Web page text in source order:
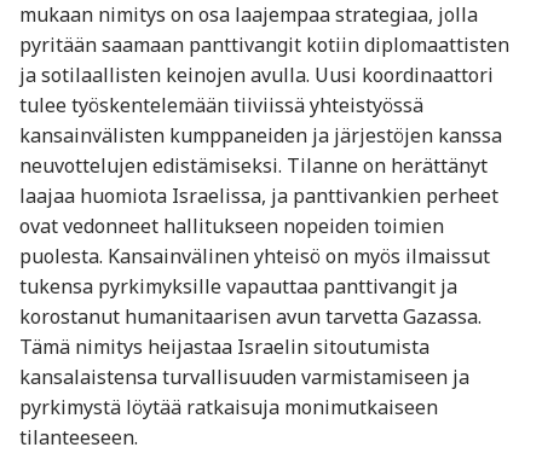
mukaan nimitys on osa laajempaa strategiaa, jolla
pyritään saamaan panttivangit kotiin diplomaattisten
ja sotilaallisten keinojen avulla. Uusi koordinaattori
tulee työskentelemään tiiviissä yhteistyössä
kansainvälisten kumppaneiden ja järjestöjen kanssa
neuvottelujen edistämiseksi. Tilanne on herättänyt
laajaa huomiota Israelissa, ja panttivankien perheet
ovat vedonneet hallitukseen nopeiden toimien
puolesta. Kansainvälinen yhteisö on myös ilmaissut
tukensa pyrkimyksille vapauttaa panttivangit ja
korostanut humanitaarisen avun tarvetta Gazassa.
Tämä nimitys heijastaa Israelin sitoutumista
kansalaistensa turvallisuuden varmistamiseen ja
pyrkimystä löytää ratkaisuja monimutkaiseen
tilanteeseen.